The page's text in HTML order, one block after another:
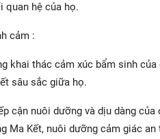
quan hệ của họ.
cảm :
khai thác cảm xúc bẩm sinh
sâu sắc giữa họ.
cận nuôi dưỡng và dịu dàng
Ma Kết, nuôi dưỡng cảm giác